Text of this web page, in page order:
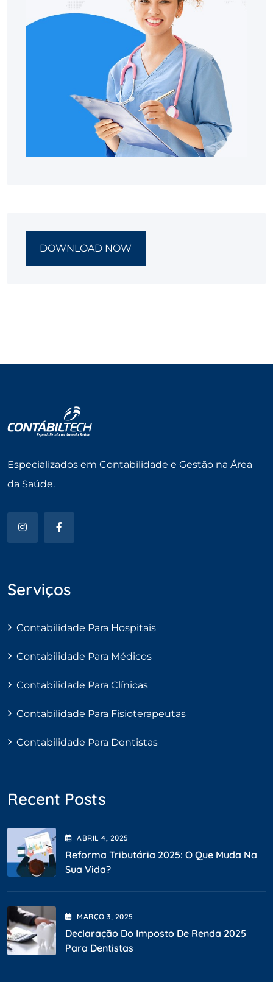
DOWNLOAD NOW
Especializados em Contabilidade e Gestão na Área
da Saúde.
Serviços
Contabilidade Para Hospitais
Contabilidade Para Médicos
Contabilidade Para Clínicas
Contabilidade Para Fisioterapeutas
Contabilidade Para Dentistas
Recent Posts
ABRIL4, 2025
Reforma Tributária 2025: O Que Muda Na
Sua Vida?
MARÇO3, 2025
Declaração Do Imposto De Renda 2025
Para Dentistas